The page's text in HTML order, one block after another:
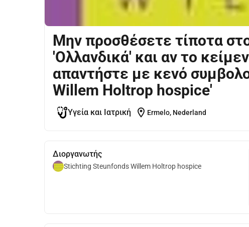
Μην προσθέσετε τίποτα
'Ολλανδικά' και αν το
απαντήστε με κενό
Willem Holtrop hospice'
Υγεία και Ιατρική location_on Ermelo, Nederland
Διοργανωτής
Stichting Steunfonds Willem Holtrop hospice